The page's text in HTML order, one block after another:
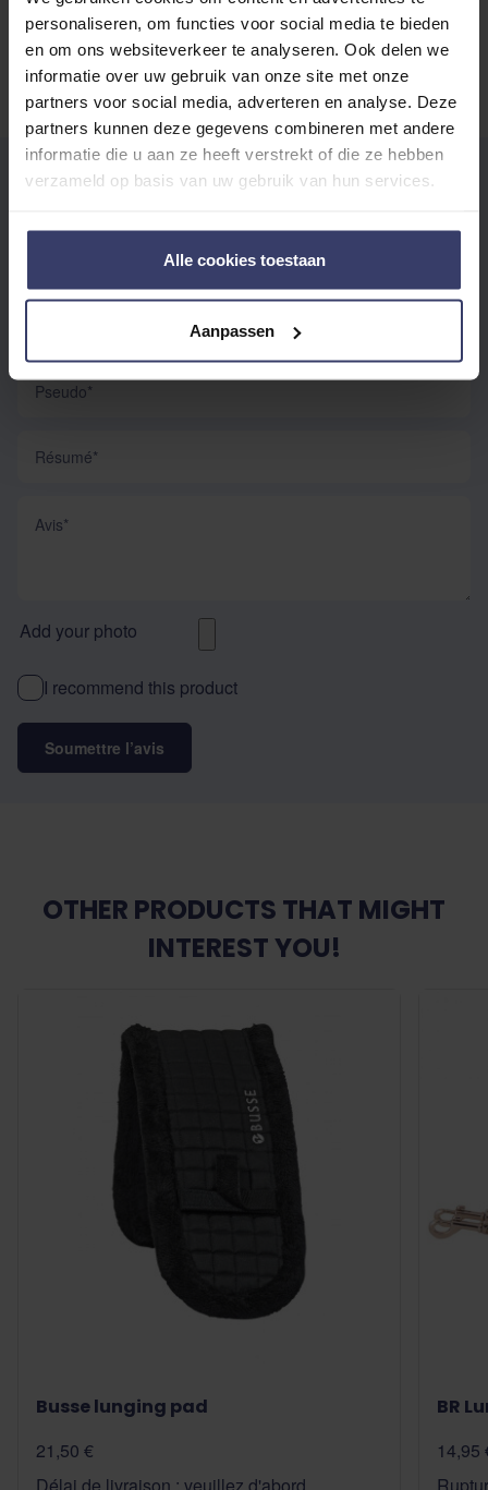
personaliseren, om functies voor social media te bieden
en om ons websiteverkeer te analyseren. Ook delen we
informatie over uw gebruik van onze site met onze
partners voor social media, adverteren en analyse. Deze
partners kunnen deze gegevens combineren met andere
informatie die u aan ze heeft verstrekt of die ze hebben
verzameld op basis van uw gebruik van hun services.
Alle cookies toestaan
Aanpassen
RÉDIGEZ VOTRE PROPRE
Norton Lunging roller
Votre évaluation:
Pseudo
Add your photo
I recommend this product
Soumettre l’avis
OTHER PRODUCTS THAT MIGHT
INTEREST YOU!
Busse lunging pad
21,50 €
BR
14,95